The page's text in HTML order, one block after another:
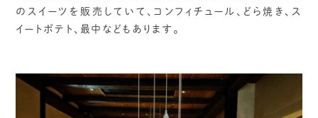
のスイーツを販売していて、コンフィチュール、どら焼き、ス
イートポテト、最中などもあります。